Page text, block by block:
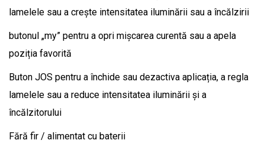
lamelele sau a crește intensitatea iluminării sau a încălzirii
butonul „my” pentru a opri mișcarea curentă sau a apela
poziția favorită
Buton JOS pentru a închide sau dezactiva aplicația, a regla
lamelele sau a reduce intensitatea iluminării și a
încălzitorului
Fără fir / alimentat cu baterii